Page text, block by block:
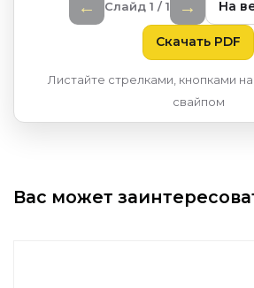
← Слайд 1 / 1 → На
Скачать PDF
Листайте стрелками, кнопками
свайпом
Вас может